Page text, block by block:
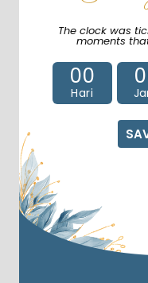
The clock was
moments
00
Hari